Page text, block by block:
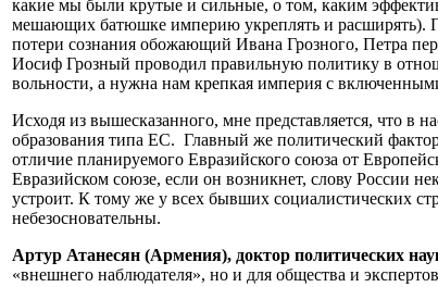
какие мы были крутые и сильные, о том, каким
мешающих батюшке империю укреплять и расширять).
потери сознания обожающий Ивана Грозного, Петра
Иосиф Грозный проводил правильную политику в
вольности, а нужна нам крепкая империя с
Исходя из вышесказанного, мне представляется, что в
образования типа ЕС. Главный же политический
отличие планируемого Евразийского союза от
Евразийском союзе, если он возникнет, слову России
устроит. К тому же у всех бывших социалистических
небезосновательны.
Артур Атанесян (Армения), доктор политических
«внешнего наблюдателя», но и для общества и